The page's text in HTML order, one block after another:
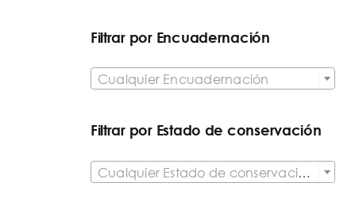
Filtrar por Encuadernación
Cualquier Encuadernación
Filtrar por Estado de conservación
Cualquier Estado de conservación del artículo